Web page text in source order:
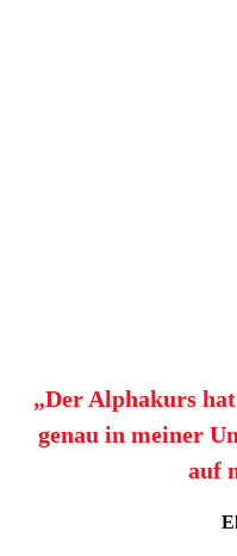
„Der Alphakurs
genau in meiner
auf